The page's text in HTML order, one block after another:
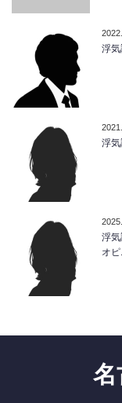
浮
浮
浮
オ
名